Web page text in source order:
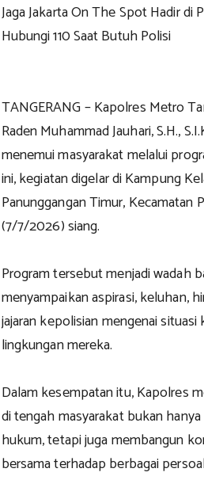
Jaga Jakarta On The Spot Hadir di
Hubungi 110 Saat Butuh Polisi
TANGERANG – Kapolres Metro
Raden Muhammad Jauhari, S.H.,
menemui masyarakat melalui
ini, kegiatan digelar di Kampung
Panunggangan Timur, Kecamatan
(7/7/2026) siang.
Program tersebut menjadi wadah
menyampaikan aspirasi, keluhan,
jajaran kepolisian mengenai
lingkungan mereka.
Dalam kesempatan itu, Kapolres
di tengah masyarakat bukan
hukum, tetapi juga membangun
bersama terhadap berbagai